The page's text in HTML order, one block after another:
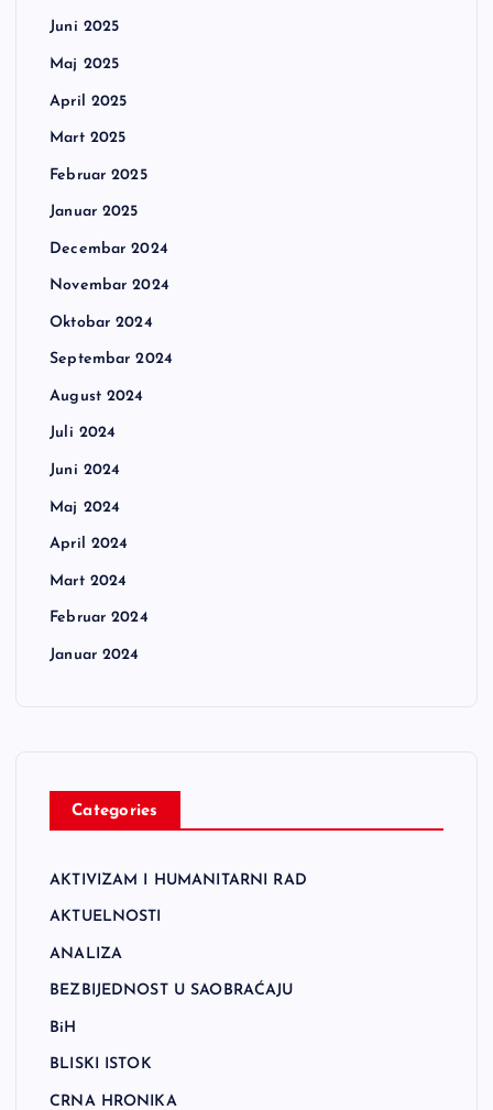
Juni 2025
Maj 2025
April 2025
Mart 2025
Februar 2025
Januar 2025
Decembar 2024
Novembar 2024
Oktobar 2024
Septembar 2024
August 2024
Juli 2024
Juni 2024
Maj 2024
April 2024
Mart 2024
Februar 2024
Januar 2024
Categories
AKTIVIZAM I HUMANITARNI RAD
AKTUELNOSTI
ANALIZA
BEZBIJEDNOST U SAOBRAĆAJU
BiH
BLISKI ISTOK
CRNA HRONIKA